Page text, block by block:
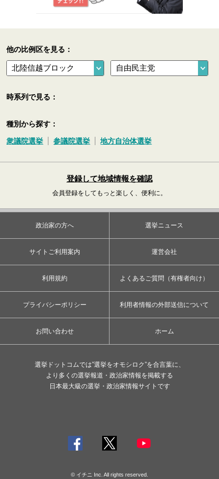
他の比例区を見る：
時系列で見る：
種別から探す：
衆議院選挙 参議院選挙 地方自治体選挙
登録して地域情報を確認
会員登録をしてもっと楽しく、便利に。
政治家の方へ 選挙ニュース
サイトご利用案内 運営会社
利用規約 よくあるご質問（有権者向け）
プライバシーポリシー 利用者情報の外部送信について
お問い合わせ ホーム
選挙ドットコムでは”選挙をオモシロク”を合言葉に、
より多くの選挙報道・政治家情報を掲載する
日本最大級の選挙・政治家情報サイトです
© イチニ Inc. All rights reserved.